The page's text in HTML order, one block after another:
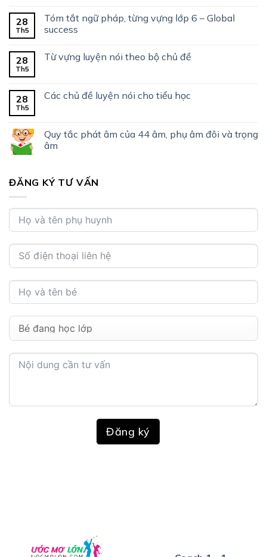
28
Th5
Tóm tắt ngữ pháp, từng vựng lớp 6 – Global
success
28
Th5
Từ vựng luyện nói theo bộ chủ đề
28
Th5
Các chủ đề luyện nói cho tiểu học
Quy tắc phát âm của 44 âm, phụ âm đôi và trọng
âm
ĐĂNG KÝ TƯ VẤN
Đăng ký